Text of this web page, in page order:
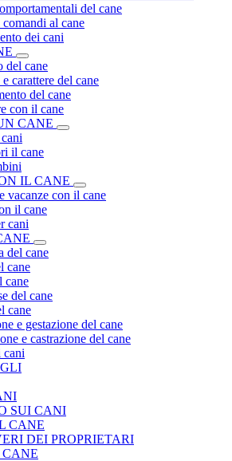
del cane
al cane
dei cani
del cane
carattere del cane
del cane
con il cane
CANE
il cane
IL CANE
vacanze con il cane
il cane
cani
del cane
cane
cane
del cane
cane
e gestazione del cane
e castrazione del cane
cani
SUI CANI
CANE
DEI PROPRIETARI
CANE